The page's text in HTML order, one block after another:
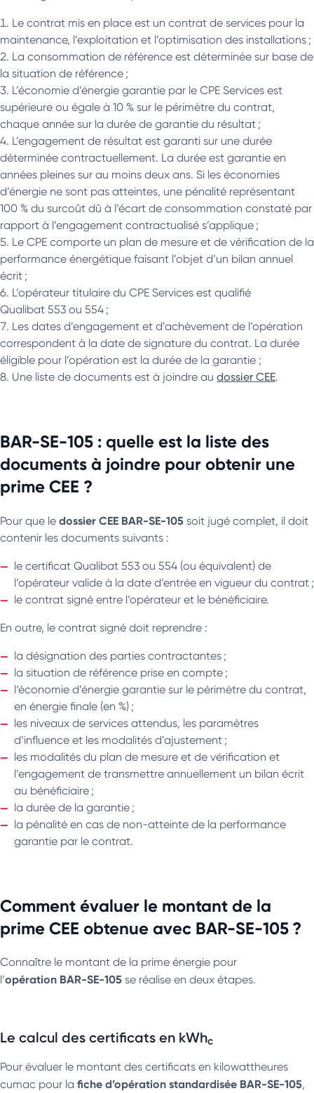
Le contrat mis en place est un contrat de services pour la
maintenance, l’exploitation et l’optimisation des installations ;
La consommation de référence est déterminée sur base de
la situation de référence ;
L’économie d’énergie garantie par le CPE Services est
supérieure ou égale à 10 % sur le périmètre du contrat,
chaque année sur la durée de garantie du résultat ;
L’engagement de résultat est garanti sur une durée
déterminée contractuellement. La durée est garantie en
années pleines sur au moins deux ans. Si les économies
d’énergie ne sont pas atteintes, une pénalité représentant
100 % du surcoût dû à l’écart de consommation constaté par
rapport à l’engagement contractualisé s’applique ;
Le CPE comporte un plan de mesure et de vérification de la
performance énergétique faisant l’objet d’un bilan annuel
écrit ;
L’opérateur titulaire du CPE Services est qualifié
Qualibat 553 ou 554 ;
Les dates d’engagement et d’achèvement de l’opération
correspondent à la date de signature du contrat. La durée
éligible pour l’opération est la durée de la garantie ;
Une liste de documents est à joindre au dossier CEE.
BAR-SE-105 : quelle est la liste des
documents à joindre pour obtenir une
prime CEE ?
Pour que le dossier CEE BAR-SE-105 soit jugé complet, il doit
contenir les documents suivants :
le certificat Qualibat 553 ou 554 (ou équivalent) de
l’opérateur valide à la date d’entrée en vigueur du contrat ;
le contrat signé entre l’opérateur et le bénéficiaire.
En outre, le contrat signé doit reprendre :
la désignation des parties contractantes ;
la situation de référence prise en compte ;
l’économie d’énergie garantie sur le périmètre du contrat,
en énergie finale (en %) ;
les niveaux de services attendus, les paramètres
d’influence et les modalités d’ajustement ;
les modalités du plan de mesure et de vérification et
l’engagement de transmettre annuellement un bilan écrit
au bénéficiaire ;
la durée de la garantie ;
la pénalité en cas de non-atteinte de la performance
garantie par le contrat.
Comment évaluer le montant de la
prime CEE obtenue avec BAR-SE-105 ?
Connaître le montant de la prime énergie pour
l’opération BAR-SE-105 se réalise en deux étapes.
Le calcul des certificats en kWhc
Pour évaluer le montant des certificats en kilowattheures
cumac pour la fiche d’opération standardisée BAR-SE-105,